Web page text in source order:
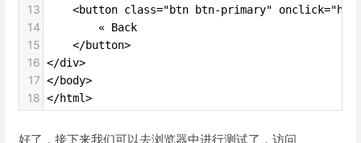
13
<button class="btn btn-primary"
14
        « Back
15
    </button>
16 </div>
17 </body>
18 </html>
好了，接下来我们可以去浏览器中进行测试了，访问